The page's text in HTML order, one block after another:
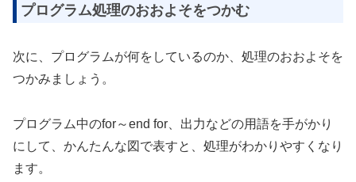
プログラム処理のおおよそをつかむ
次に、プログラムが何をしているのか、処理のおおよそを
つかみましょう。
プログラム中のfor～end for、出力などの用語を手がかり
にして、かんたんな図で表すと、処理がわかりやすくなり
ます。